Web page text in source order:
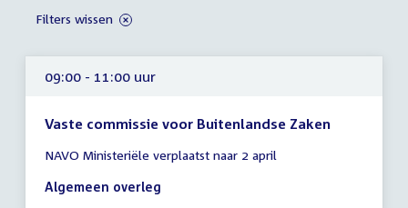
09:00 - 11:00 uur
Vaste commissie voor Buitenlandse Zaken
vergadering
09:00
NAVO Ministeriële verplaatst naar 2 april
Algemeen overleg
Filters wissen